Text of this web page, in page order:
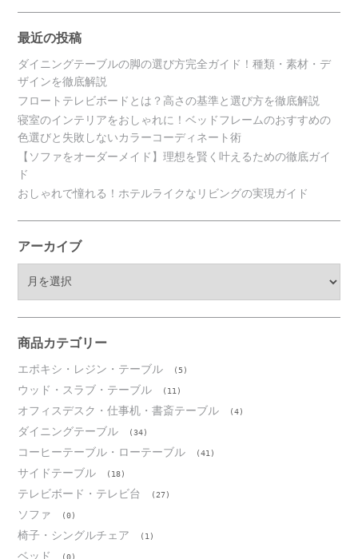
最近の投稿
ダイニングテーブルの脚の選び方完全ガイド！種類・素材・デ
ザインを徹底解説
フロートテレビボードとは？高さの基準と選び方を徹底解説
寝室のインテリアをおしゃれに！ベッドフレームのおすすめの
色選びと失敗しないカラーコーディネート術
【ソファをオーダーメイド】理想を賢く叶えるための徹底ガイ
ド
おしゃれで憧れる！ホテルライクなリビングの実現ガイド
アーカイブ
ブ
商品カテゴリー
エポキシ・レジン・テーブル (5)
ウッド・スラブ・テーブル (11)
オフィスデスク・仕事机・書斎テーブル (4)
ダイニングテーブル (34)
コーヒーテーブル・ローテーブル (41)
サイドテーブル (18)
テレビボード・テレビ台 (27)
ソファ (0)
椅子・シングルチェア (1)
ベッド (0)